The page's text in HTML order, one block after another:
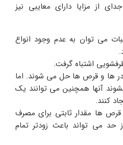
از مزایا دارای معایبی نیز
می توان به عدم وجود انواع
اشتباه گرفت.
ها و قرص ها حل می شوند. اما
آنها همچنین می توانند یک
کنند.
قرص ها مقدار ثابتی برای مصرف
حد می تواند باعث زودتر تمام